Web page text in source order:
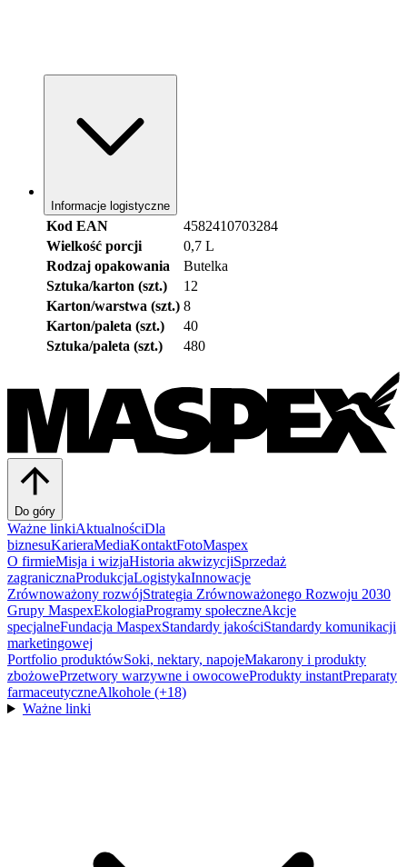
Informacje logistyczne
Kod EAN
4582410703284
Wielkość porcji
0,7 L
Rodzaj opakowania
Butelka
Sztuka/karton (szt.)
12
Karton/warstwa (szt.) 8
Karton/paleta (szt.)
40
Sztuka/paleta (szt.)
480
Do góry
Ważne linkiAktualnościDla
biznesuKarieraMediaKontaktFotoMaspex
O firmieMisja i wizjaHistoria akwizycjiSprzedaż
zagranicznaProdukcjaLogistykaInnowacje
Zrównoważony rozwójStrategia Zrównoważonego Rozwoju 2030
Grupy MaspexEkologiaProgramy społeczneAkcje
specjalneFundacja MaspexStandardy jakościStandardy komunikacji
marketingowej
Portfolio produktówSoki, nektary, napojeMakarony i produkty
zbożowePrzetwory warzywne i owocoweProdukty instantPreparaty
farmaceutyczneAlkohole (+18)
Ważne linki